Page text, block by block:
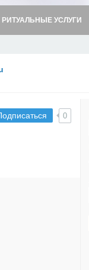
РИТУАЛЬНЫЕ УСЛУГИ
0